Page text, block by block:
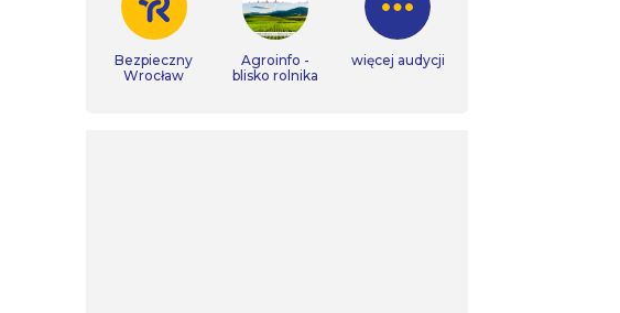
Bezpieczny
Wrocław
Agroinfo -
blisko rolnika
więcej audycji